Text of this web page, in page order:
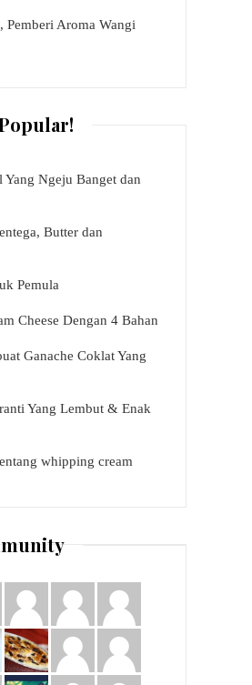
Aroma Wangi
Yang Ngeju Banget dan
Butter dan
Pemula
Cheese Dengan 4 Bahan
Ganache Coklat Yang
Yang Lembut & Enak
whipping cream